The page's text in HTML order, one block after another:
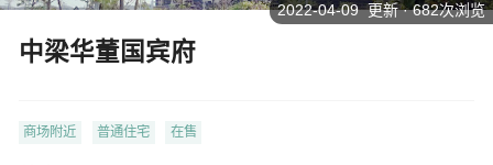
中梁华董国宾府
商场附近 普通住宅 在售
2022-04-09 更新 · 682次浏览